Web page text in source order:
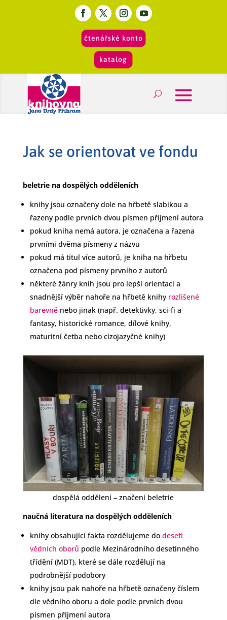
čtenářské konto
katalog
Jak se orientovat ve fondu
beletrie na dospělých odděleních
knihy jsou označeny dole na hřbetě slabikou a
řazeny podle prvních dvou písmen příjmení autora
pokud kniha nemá autora, je označena a řazena
prvními dvěma písmeny z názvu
pokud má titul více autorů, je kniha na hřbetu
označena pod písmeny prvního z autorů
některé žánry knih jsou pro lepší orientaci a
snadnější výběr nahoře na hřbetě knihy rozlišené
barevněnebo jinak (např. detektivky, sci-fi a
fantasy, historické romance, dílové knihy,
maturitní četba nebo cizojazyčné knihy)
dospělá oddělení – značení beletrie
naučná literatura na dospělých odděleních
knihy obsahující fakta rozdělujeme do deseti
vědních oborů podle Mezinárodního desetinného
třídění (MDT), které se dále rozdělují na
podrobnější podobory
knihy jsou pak nahoře na hřbetě označeny číslem
dle vědního oboru a dole podle prvních dvou
písmen příjmení autora